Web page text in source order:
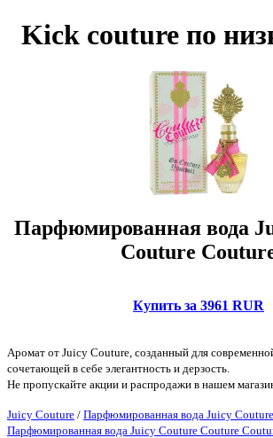
Kick couture по
Парфюмированная вода
Couture
Купить за 3961 RUR
Аромат от Juicy Couture, созданный для
сочетающей в себе элегантность и дерзость.
Не пропускайте акции и распродажи в нашем
Juicy Couture / Парфюмированная вода Juicy
Парфюмированная вода Juicy Couture Couture